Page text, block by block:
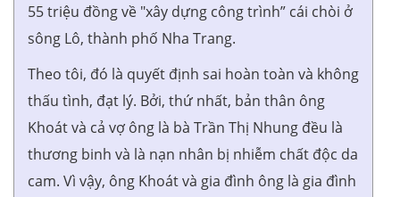
55 triệu đồng về "xây dựng công trình” cái chòi ở
sông Lô, thành phố Nha Trang.
Theo tôi, đó là quyết định sai hoàn toàn và không
thấu tình, đạt lý. Bởi, thứ nhất, bản thân ông
Khoát và cả vợ ông là bà Trần Thị Nhung đều là
thương binh và là nạn nhân bị nhiễm chất độc da
cam. Vì vậy, ông Khoát và gia đình ông là gia đình